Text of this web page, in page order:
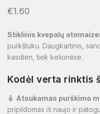
€1.60
Stiklinis kvepalų
purkštuku. Daugkartinis,
kasdien, tiek kelionėse.
Kodėl verta rinktis
🧴 Atsukamas purškimo
pripildomas iš naujo ir